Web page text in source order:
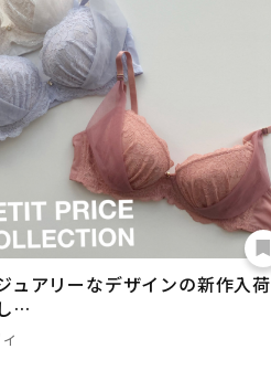
ュアリーなデザインの新作入荷
…